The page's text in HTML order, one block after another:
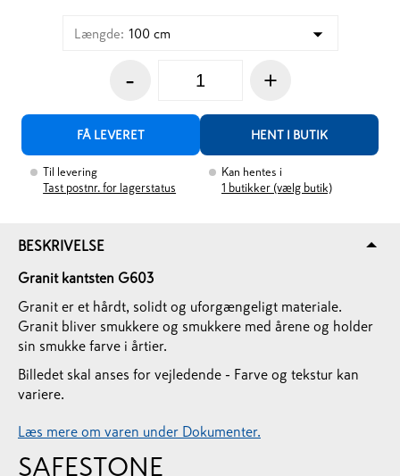
Længde: 100 cm
- +
FÅ LEVERET HENT I BUTIK
Til levering
Tast postnr. for lagerstatus
Kan hentes i
1 butikker (vælg butik)
BESKRIVELSE
Granit kantsten G603
Granit er et hårdt, solidt og uforgængeligt materiale.
Granit bliver smukkere og smukkere med årene og holder
sin smukke farve i årtier.
Billedet skal anses for vejledende - Farve og tekstur kan
variere.
Læs mere om varen under Dokumenter.
SAFESTONE